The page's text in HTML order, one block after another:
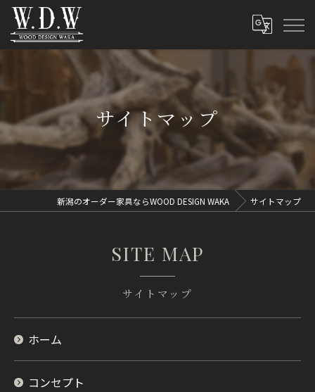
サイトマップ
新潟のオーダー家具ならWOOD DESIGN WAKA サイトマップ
サイトマップ
SITE MAP
ホーム
コンセプト